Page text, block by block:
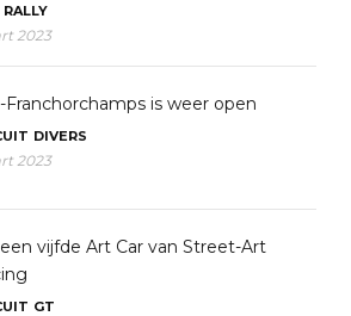
RALLY
2023
Franchorchamps is weer open
DIVERS
2023
een vijfde Art Car van Street-Art
GT